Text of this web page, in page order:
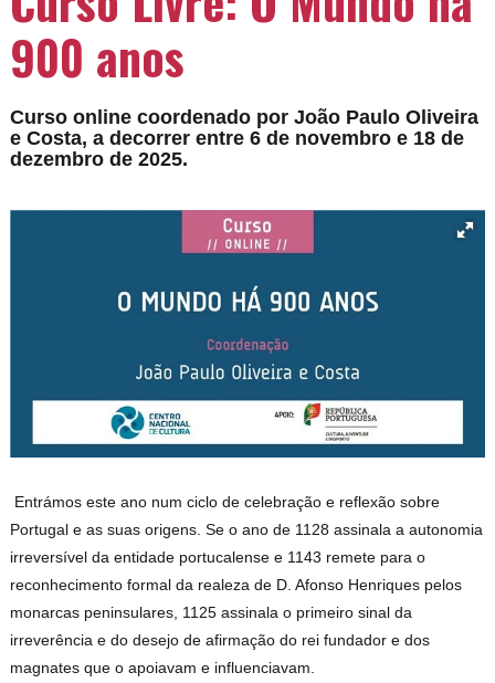
900 anos
Curso online coordenado por João Paulo Oliveira
e Costa, a decorrer entre 6 de novembro e 18 de
dezembro de 2025.
Entrámos este ano num ciclo de celebração e reflexão sobre
Portugal e as suas origens. Se o ano de 1128 assinala a autonomia
irreversível da entidade portucalense e 1143 remete para o
reconhecimento formal da realeza de D. Afonso Henriques pelos
monarcas peninsulares, 1125 assinala o primeiro sinal da
irreverência e do desejo de afirmação do rei fundador e dos
magnates que o apoiavam e influenciavam.